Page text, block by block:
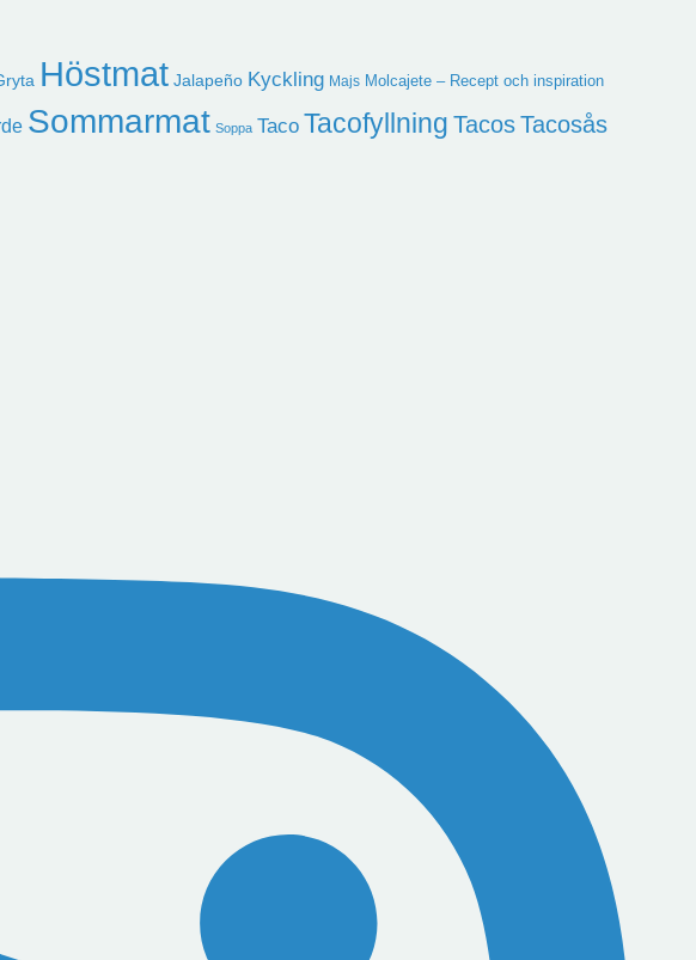
Höstmat Jalapeño Kyckling Majs Molcajete – Recept och inspiration
Sommarmat Soppa Taco Tacofyllning TacosTacosås